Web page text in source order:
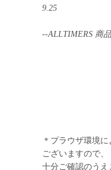
9.25
--ALLTIMERS 商
＊プラウザ環境
ございますので、
十分ご確認のうえ